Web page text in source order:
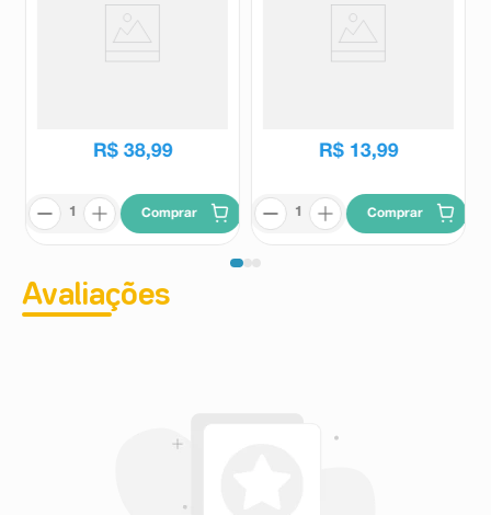
R$ 38,99
Comprar
R$ 13,99
Comprar
Avaliações